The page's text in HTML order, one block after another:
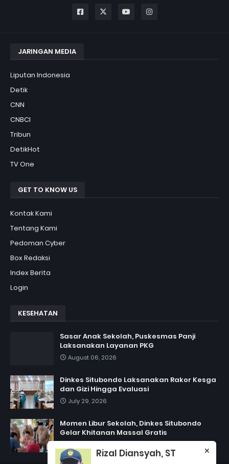
JARINGAN MEDIA
Liputan Indonesia
Detik
CNN
CNBCI
Tribun
DetikHot
TV One
GET TO KNOW US
Kontak Kami
Tentang Kami
Pedoman Cyber
Box Redaksi
Index Berita
Login
KESEHATAN
Sasar Anak Sekolah, Puskesmas Panji
Laksanakan Layanan PKG
August 06, 2026
Dinkes Situbondo Laksanakan Rakor Kesga
dan Gizi Hingga Evaluasi
July 29, 2026
Momen Libur Sekolah, Dinkes Situbondo
Gelar Khitanan Massal Gratis
Rizal Diansyah, ST